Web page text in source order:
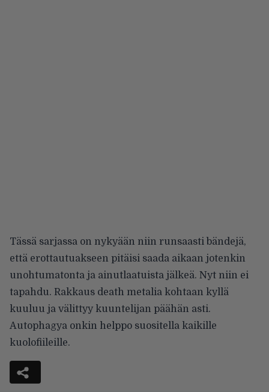
Tässä sarjassa on nykyään niin runsaasti bändejä,
että erottautuakseen pitäisi saada aikaan jotenkin
unohtumatonta ja ainutlaatuista jälkeä. Nyt niin ei
tapahdu. Rakkaus death metalia kohtaan kyllä
kuuluu ja välittyy kuuntelijan päähän asti.
Autophagya onkin helppo suositella kaikille
kuolofiileille.